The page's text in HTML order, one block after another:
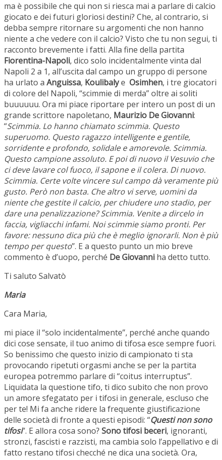
ma è possibile che qui non si riesca mai a parlare di calcio
giocato e dei futuri gloriosi destini? Che, al contrario, si
debba sempre ritornare su argomenti che non hanno
niente a che vedere con il calcio? Visto che tu non segui, ti
racconto brevemente i fatti. Alla fine della partita
Fiorentina-Napoli, dico solo incidentalmente vinta dal
Napoli 2 a 1, all’uscita dal campo un gruppo di persone
ha urlato a Anguissa, Koulibalye Osimhen, i tre giocatori
di colore del Napoli, “scimmie di merda” oltre ai soliti
buuuuuu. Ora mi piace riportare per intero un post di un
grande scrittore napoletano, Maurizio De Giovanni:
“Scimmia. Lo hanno chiamato scimmia. Questo
superuomo. Questo ragazzo intelligente e gentile,
sorridente e profondo, solidale e amorevole. Scimmia.
Questo campione assoluto. E poi di nuovo il Vesuvio che
ci deve lavare col fuoco, il sapone e il colera. Di nuovo.
Scimmia. Certe volte vincere sul campo dà veramente più
gusto. Però non basta. Che altro vi serve, uomini da
niente che gestite il calcio, per chiudere uno stadio, per
dare una penalizzazione? Scimmia. Venite a dircelo in
faccia, vigliacchi infami. Noi scimmie siamo pronti. Per
favore: nessuno dica più che è meglio ignorarli. Non è più
tempo per questo”. E a questo punto un mio breve
commento è d’uopo, perché De Giovanni ha detto tutto.
Ti saluto Salvatò
Maria
Cara Maria,
mi piace il “solo incidentalmente”, perché anche quando
dici cose sensate, il tuo animo di tifosa esce sempre fuori.
So benissimo che questo inizio di campionato ti sta
provocando ripetuti orgasmi anche se per la partita
europea potremmo parlare di “coitus interruptus”.
Liquidata la questione tifo, ti dico subito che non provo
un amore sfegatato per i tifosi in generale, escluso che
per te! Mi fa anche ridere la frequente giustificazione
delle società di fronte a questi episodi: “Questi non sono
tifosi”. E allora cosa sono? Sono tifosi beceri, ignoranti,
stronzi, fascisti e razzisti, ma cambia solo l’appellativo e di
fatto restano tifosi checché ne dica una società. Ora,